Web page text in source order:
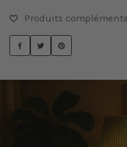
Produits
PARTAGER
SUR
TWEETER
SUR
ÉPINGLER
SUR